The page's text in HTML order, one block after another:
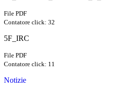
File PDF
Contatore click: 32
5F_IRC
File PDF
Contatore click: 11
Notizie